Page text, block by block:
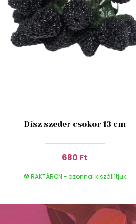
Dísz szeder csokor 13 cm
680 Ft
RAKTÁRON - azonnal kiszállítjuk